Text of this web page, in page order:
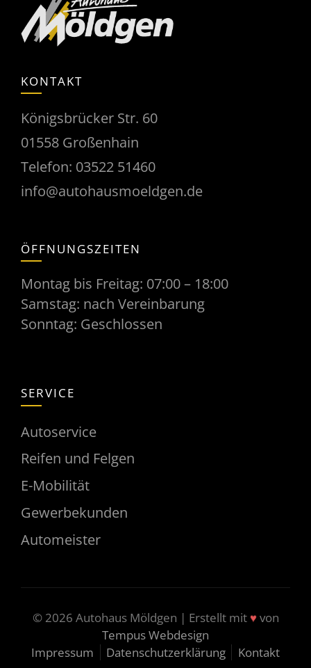
KONTAKT
Königsbrücker Str. 60
01558 Großenhain
Telefon: 03522 51460
info@autohausmoeldgen.de
ÖFFNUNGSZEITEN
Montag bis Freitag: 07:00 – 18:00
Samstag: nach Vereinbarung
Sonntag: Geschlossen
SERVICE
Autoservice
Reifen und Felgen
E-Mobilität
Gewerbekunden
Automeister
© 2026 Autohaus Möldgen | Erstellt mit♥von
Tempus Webdesign
Impressum
Datenschutzerklärung Kontakt